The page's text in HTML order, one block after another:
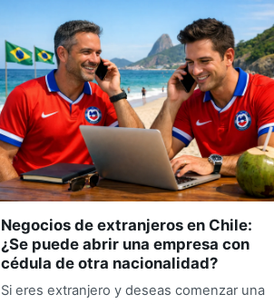
Negocios de extranjeros en Chile:
¿Se puede abrir una empresa con
cédula de otra nacionalidad?
Si eres extranjero y deseas comenzar una